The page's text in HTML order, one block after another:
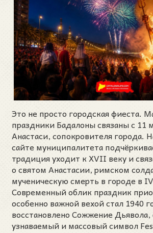
Это не просто городская фиеста.
праздники Бадалоны связаны с
Анастаси, сопокровителя города.
сайте муниципалитета
традиция уходит к XVII веку и
о святом Анастасии, римском
мученическую смерть в городе в
Современный облик праздник
особенно важной вехой стал 1940
восстановлено Сожжение
узнаваемый и массовый символ